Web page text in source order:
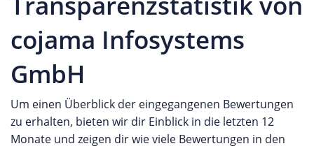
cojama Infosystems
GmbH
Um einen Überblick der eingegangenen Bewertungen
zu erhalten, bieten wir dir Einblick in die letzten 12
Monate und zeigen dir wie viele Bewertungen in den